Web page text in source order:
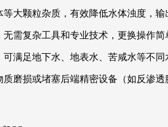
大颗粒杂质，有效降低水体浊度，
需复杂工具和专业技术，更换操作简
满足地下水、地表水、苦咸水等不同
磨损或堵塞后端精密设备（如反渗